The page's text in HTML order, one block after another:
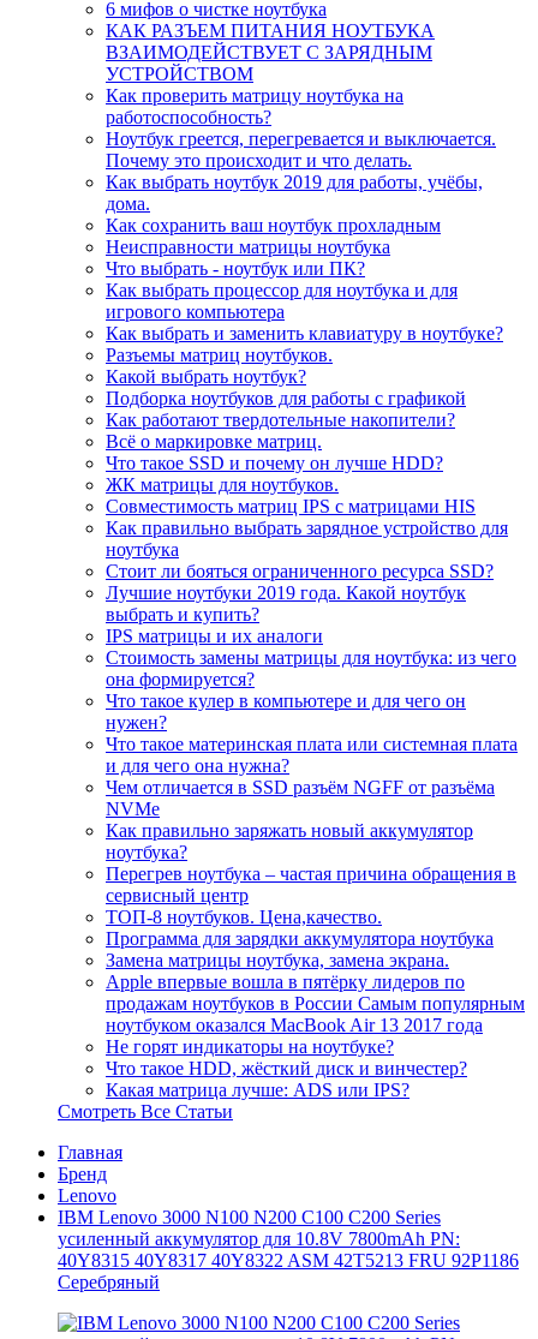
6 мифов о чистке ноутбука
КАК РАЗЪЕМ ПИТАНИЯ НОУТБУКА
ВЗАИМОДЕЙСТВУЕТ С ЗАРЯДНЫМ
УСТРОЙСТВОМ
Как проверить матрицу ноутбука на
работоспособность?
Ноутбук греется, перегревается и выключается.
Почему это происходит и что делать.
Как выбрать ноутбук 2019 для работы, учёбы,
дома.
Как сохранить ваш ноутбук прохладным
Неисправности матрицы ноутбука
Что выбрать - ноутбук или ПК?
Как выбрать процессор для ноутбука и для
игрового компьютера
Как выбрать и заменить клавиатуру в ноутбуке?
Разъемы матриц ноутбуков.
Какой выбрать ноутбук?
Подборка ноутбуков для работы с графикой
Как работают твердотельные накопители?
Всё о маркировке матриц.
Что такое SSD и почему он лучше HDD?
ЖК матрицы для ноутбуков.
Совместимость матриц IPS с матрицами HIS
Как правильно выбрать зарядное устройство для
ноутбука
Стоит ли бояться ограниченного ресурса SSD?
Лучшие ноутбуки 2019 года. Какой ноутбук
выбрать и купить?
IPS матрицы и их аналоги
Стоимость замены матрицы для ноутбука: из чего
она формируется?
Что такое кулер в компьютере и для чего он
нужен?
Что такое материнская плата или системная плата
и для чего она нужна?
Чем отличается в SSD разъём NGFF от разъёма
NVMe
Как правильно заряжать новый аккумулятор
ноутбука?
Перегрев ноутбука – частая причина обращения в
сервисный центр
ТОП-8 ноутбуков. Цена,качество.
Программа для зарядки аккумулятора ноутбука
Замена матрицы ноутбука, замена экрана.
Apple впервые вошла в пятёрку лидеров по
продажам ноутбуков в России Самым популярным
ноутбуком оказался MacBook Air 13 2017 года
Не горят индикаторы на ноутбуке?
Что такое HDD, жёсткий диск и винчестер?
Какая матрица лучше: ADS или IPS?
Смотреть Все Статьи
Главная
Бренд
Lenovo
IBM Lenovo 3000 N100 N200 C100 C200 Series
усиленный аккумулятор для 10.8V 7800mAh PN:
40Y8315 40Y8317 40Y8322 ASM 42T5213 FRU 92P1186
Серебряный